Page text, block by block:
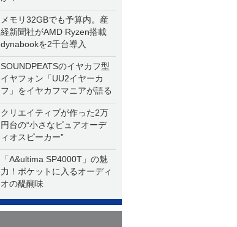
メモリ32GBでも予算内。産
経新聞社がAMD Ryzen搭載
dynabookを2千台導入
SOUNDPEATSのイヤカフ型
イヤフォン「UU2イヤーカ
フ」をイヤカフマニアが語る
クリエイティブが作った2万
円台の“小さなピュアオーデ
ィオスピーカー”
「A&ultima SP4000T」の魅
力！ポケットに入るオーディ
オの醍醐味